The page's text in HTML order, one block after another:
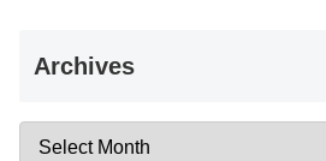
Archives